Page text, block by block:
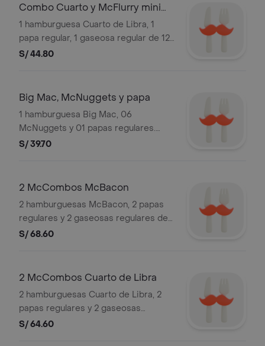
Combo Cuarto y McFlurry mini
MM
1 hamburguesa Cuarto de Libra, 1
papa regular, 1 gaseosa regular de 12
oz y un helado McFlurry mini M&M de
Stock: 2,000 unds total país. Ver
detalle de producto en
"Hamburguesas" y "Postres".
Imágenes referenciales.
S/ 44.80
Big Mac, McNuggets y papa
1 hamburguesa Big Mac, 06
McNuggets y 01 papas regulares.
Válida solo hoy. Stock: 2,000 unds
referenciales.
S/ 39.70
2 McCombos McBacon
2 hamburguesas McBacon, 2 papas
regulares y 2 gaseosas regulares de
12 oz. Las gaseosas incluyen hielo.
"Hamburguesas". Imágenes
S/ 68.60
2 McCombos Cuarto de Libra
2 hamburguesas Cuarto de Libra, 2
papas regulares y 2 gaseosas
regulares de 12 oz. Las gaseosas
S/ 64.60